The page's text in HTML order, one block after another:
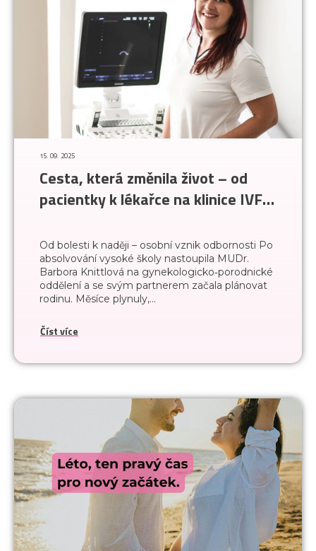
15. 09. 2025
Cesta, která změnila život – od
pacientky k lékařce na klinice IVF
Od bolesti k naději – osobní vznik odbornosti Po
absolvování vysoké školy nastoupila MUDr.
Barbora Knittlová na gynekologicko‑porodnické
oddělení a se svým partnerem začala plánovat
rodinu. Měsíce plynuly,...
Číst více
Vážení pacienti,
kvůli technickým problémům